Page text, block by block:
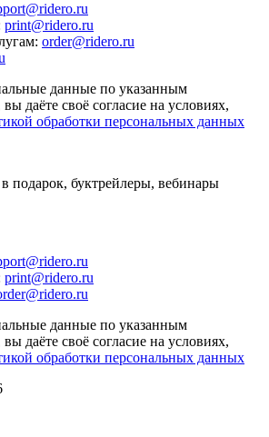
print@ridero.ru
: order@ridero.ru
данные по указанным
даёте своё согласие на условиях,
обработки персональных данных
подарок, буктрейлеры, вебинары
print@ridero.ru
данные по указанным
даёте своё согласие на условиях,
обработки персональных данных